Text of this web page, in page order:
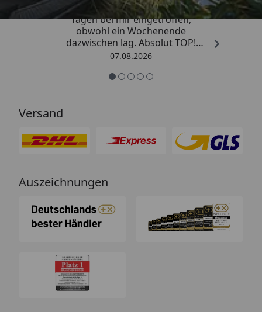
„Die Bestellung ist innerhalb von 4
Tagen bei mir eingetroffen,
obwohl ein Wochenende
dazwischen lag. Absolut TOP!
Sicherlich nicht die letzte
so.“
07.08.2026
Versand
Auszeichnungen